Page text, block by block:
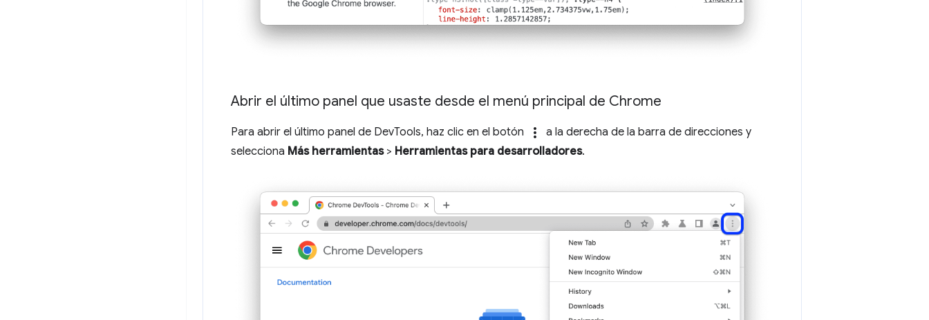
Abrir el último panel que usaste desde el menú principal de Chrome
Para abrir el último panel de DevTools, haz clic en el botón more_vert
a la derecha de la barra de direcciones y
selecciona Más herramientas> Herramientas para desarrolladores.